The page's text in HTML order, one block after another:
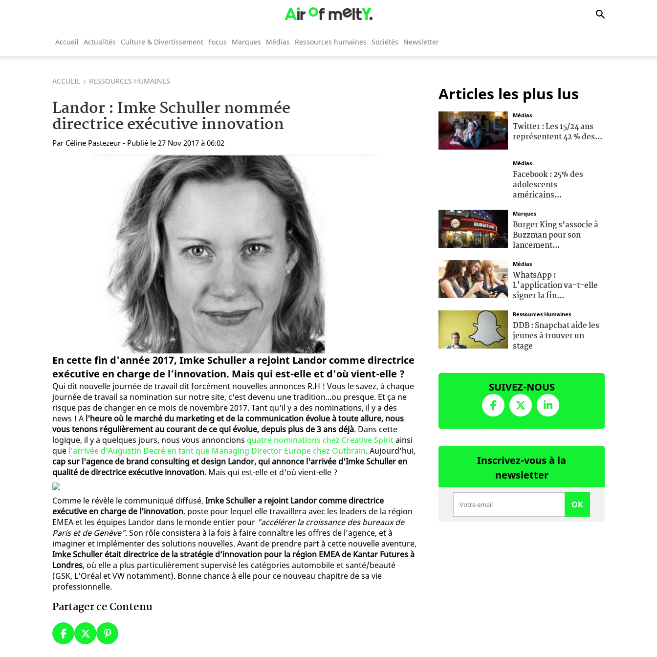
Accueil Actualités Culture & Divertissement Focus Marques Médias Ressources humaines Sociétés Newsletter
ACCUEIL RESSOURCES HUMAINES
Landor : Imke Schuller nommée
directrice exécutive innovation
Par Céline Pastezeur - Publié le 27 Nov 2017 à 06:02
En cette fin d'année 2017, Imke Schuller a rejoint Landor comme directrice
exécutive en charge de l’innovation. Mais qui est-elle et d'où vient-elle ?
Qui dit nouvelle journée de travail dit forcément nouvelles annonces R.H ! Vous le savez, à chaque
journée de travail sa nomination sur notre site, c'est devenu une tradition...ou presque. Et ça ne
risque pas de changer en ce mois de novembre 2017. Tant qu'il y a des nominations, il y a des
news ! A l'heure où le marché du marketing et de la communication évolue à toute allure, nous
vous tenons régulièrement au courant de ce qui évolue, depuis plus de 3 ans déjà. Dans cette
logique, il y a quelques jours, nous vous annoncions quatre nominations chez Creative Spiritainsi
que l'arrivée d'Augustin Decré en tant que Managing Director Europe chez Outbrain. Aujourd'hui,
cap sur l'agence de brand consulting et design Landor, qui annonce l'arrivée d'Imke Schuller en
qualité de directrice exécutive innovation. Mais qui est-elle et d'où vient-elle ?
Comme le révèle le communiqué diffusé, Imke Schuller a rejoint Landor comme directrice
exécutive en charge de l’innovation, poste pour lequel elle travaillera avec les leaders de la région
EMEA et les équipes Landor dans le monde entier pour "accélérer la croissance des bureaux de
Paris et de Genève". Son rôle consistera à la fois à faire connaître les offres de l’agence, et à
imaginer et implémenter des solutions nouvelles. Avant de prendre part à cette nouvelle aventure,
Imke Schuller était directrice de la stratégie d’innovation pour la région EMEA de Kantar Futures à
Londres, où elle a plus particulièrement supervisé les catégories automobile et santé/beauté
(GSK, L’Oréal et VW notamment). Bonne chance à elle pour ce nouveau chapitre de sa vie
professionnelle.
Partager ce Contenu
Articles les plus lus
Médias
Twitter : Les 15/24 ans
représentent 42 % des...
Médias
Facebook : 25% des
adolescents
américains...
Marques
Burger King s’associe à
Buzzman pour son
lancement...
Médias
WhatsApp :
L'application va-t-elle
signer la fin...
Ressources Humaines
DDB : Snapchat aide les
jeunes à trouver un
stage
SUIVEZ-NOUS
Inscrivez-vous à la
newsletter
OK